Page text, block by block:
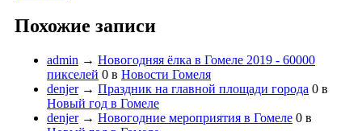
Похожие записи
admin → Новогодняя ёлка в Гомеле 2019 - 60000
пикселей 0 в Новости Гомеля
denjer→ Праздник на главной площади города 0 в
Новый год в Гомеле
denjer→ Новогодние мероприятия в Гомеле 0 в